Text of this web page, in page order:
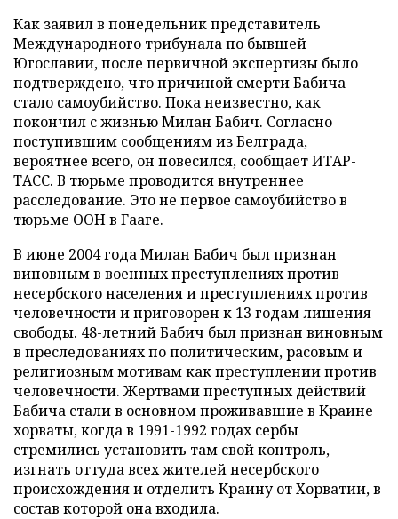
Как заявил в понедельник представитель
Международного трибунала по бывшей
Югославии, после первичной экспертизы было
подтверждено, что причиной смерти Бабича
стало самоубийство. Пока неизвестно, как
покончил с жизнью Милан Бабич. Согласно
поступившим сообщениям из Белграда,
вероятнее всего, он повесился, сообщает ИТАР-
ТАСС. В тюрьме проводится внутреннее
расследование. Это не первое самоубийство в
тюрьме ООН в Гааге.
В июне 2004 года Милан Бабич был признан
виновным в военных преступлениях против
несербского населения и преступлениях против
человечности и приговорен к 13 годам лишения
свободы. 48-летний Бабич был признан виновным
в преследованиях по политическим, расовым и
религиозным мотивам как преступлении против
человечности. Жертвами преступных действий
Бабича стали в основном проживавшие в Краине
хорваты, когда в 1991-1992 годах сербы
стремились установить там свой контроль,
изгнать оттуда всех жителей несербского
происхождения и отделить Краину от Хорватии, в
состав которой она входила.